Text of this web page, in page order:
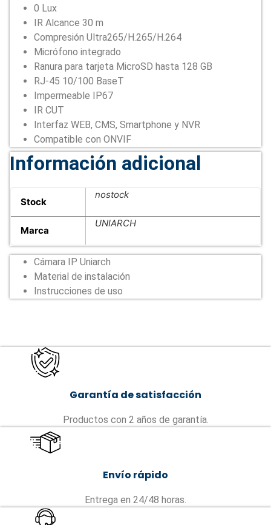
0 Lux
IR Alcance 30 m
Compresión Ultra265/H.265/H.264
Micrófono integrado
Ranura para tarjeta MicroSD hasta 128 GB
RJ-45 10/100 BaseT
Impermeable IP67
IR CUT
Interfaz WEB, CMS, Smartphone y NVR
Compatible con ONVIF
Información adicional
Stock
nostock
Marca
UNIARCH
Cámara IP Uniarch
Material de instalación
Instrucciones de uso
Garantía de satisfacción
Productos con 2 años de garantía.
Envío rápido
Entrega en 24/48 horas.